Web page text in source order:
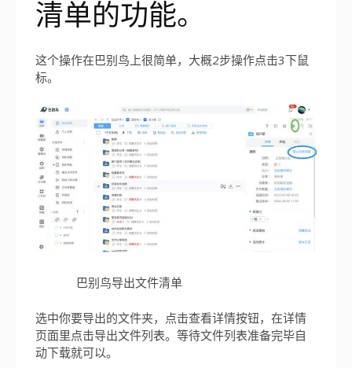
清单的功能。
这个操作在巴别鸟上很简单，大概2步操作点击3下鼠
标。
巴别鸟导出文件清单
选中你要导出的文件夹，点击查看详情按钮，在详情
页面里点击导出文件列表。等待文件列表准备完毕自
动下载就可以。